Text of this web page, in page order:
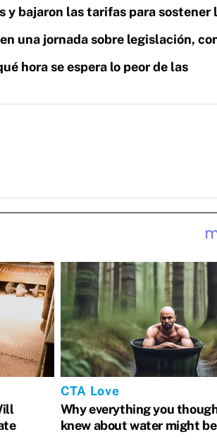
y bajaron las tarifas para sostener
una jornada sobre legislación,
hora se espera lo peor de las